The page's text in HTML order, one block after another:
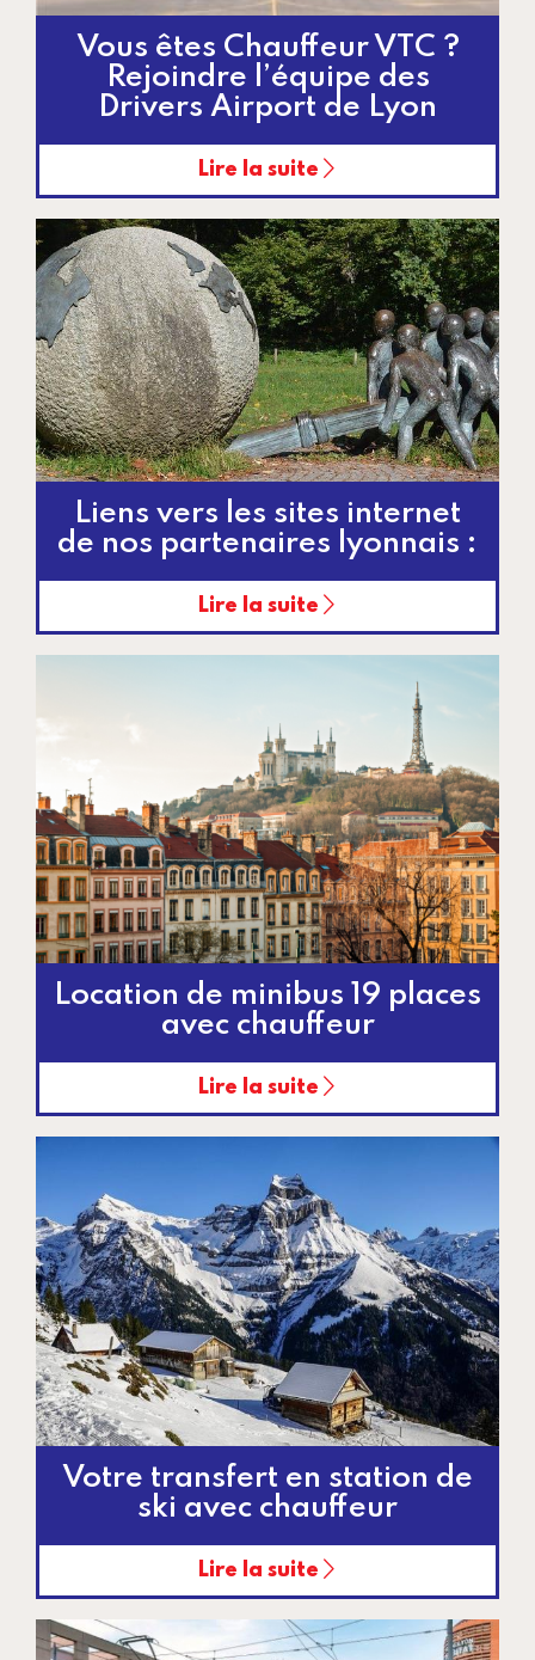
Vous êtes Chauffeur VTC ?
Rejoindre l’équipe des
Drivers Airport de Lyon
Lire la suite
Liens vers les sites internet
de nos partenaires lyonnais :
Lire la suite
Location de minibus 19 places
avec chauffeur
Lire la suite
Votre transfert en station de
ski avec chauffeur
Lire la suite